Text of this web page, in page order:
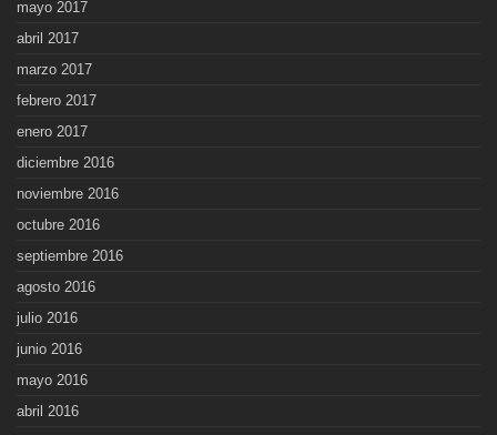
mayo 2017
abril 2017
marzo 2017
febrero 2017
enero 2017
diciembre 2016
noviembre 2016
octubre 2016
septiembre 2016
agosto 2016
julio 2016
junio 2016
mayo 2016
abril 2016